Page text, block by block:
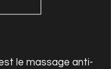
le massage anti-